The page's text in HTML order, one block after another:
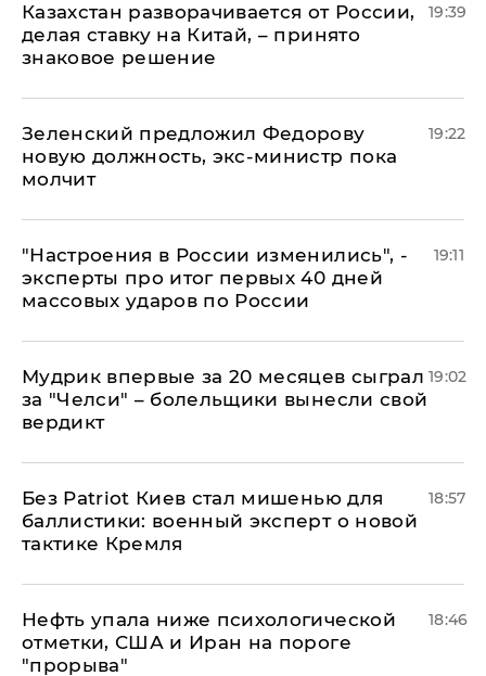
Казахстан разворачивается от России,
делая ставку на Китай, – принято
знаковое решение
19:39
Зеленский предложил Федорову
новую должность, экс-министр пока
молчит
19:22
"Настроения в России изменились", -
эксперты про итог первых 40 дней
массовых ударов по России
19:11
Мудрик впервые за 20 месяцев сыграл
за "Челси" – болельщики вынесли свой
вердикт
19:02
​Без Patriot Киев стал мишенью для
баллистики: военный эксперт о новой
тактике Кремля
18:57
Нефть упала ниже психологической
отметки, США и Иран на пороге
"прорыва"
18:46